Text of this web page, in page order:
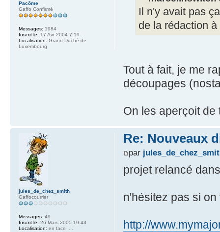
Il n'y avait pas
de la rédaction
Tout à fait, je me
découpages
On les aperçoit
Pacôme
Gaffo Confirmé
Messages: 1984
Inscrit le: 17 Avr 2004 7:19
Localisation: Grand-Duché de
Luxembourg
Re: Nouveaux
par
projet relancé
n'hésitez pas si
http://
jules_de_chez_smith
Gaffocourrier
Messages: 49
Inscrit le: 26 Mars 2005 19:43
Localisation: en face .....